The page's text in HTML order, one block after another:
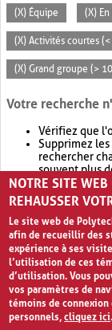
(X) Équipe (X)
(X) Activités courtes
(X) Grand groupe (>
Votre recherche
Vérifiez que
Supprimez
rechercher
souvent plus
Envisagez
retournera
NOTRE SITE
REHAUSSER
Le site web de
afin de recueillir des
expérience à ses
l’utilisation de ces
d’utilisation. Vous
vos paramètres de
témoins de
personnels,cliquez ici.